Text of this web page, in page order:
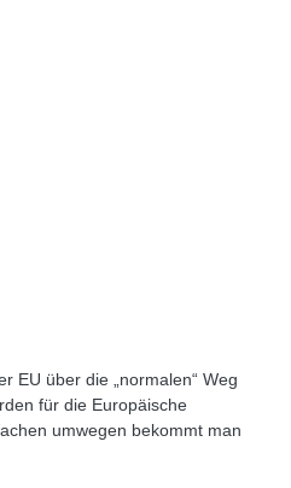
EU über die „normalen“ Weg
für die Europäische
umwegen bekommt man